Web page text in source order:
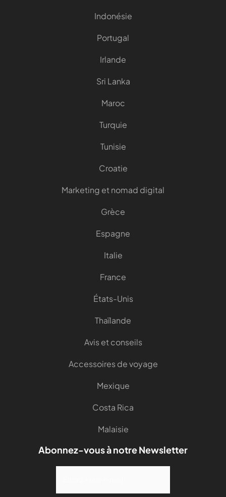
Indonésie
Portugal
Irlande
Sri Lanka
Maroc
Turquie
Tunisie
Croatie
Marketing et nomad digital
Grèce
Espagne
Italie
France
États-Unis
Thaïlande
Avis et conseils
Accessoires de voyage
Mexique
Costa Rica
Malaisie
Abonnez-vous à notre Newsletter